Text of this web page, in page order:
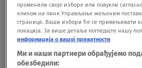
Rade Panić:
zdravstvenim
EMISIJE06.03.25.
Panić: Lekari
godini razmišljam o
променили своје изборе или повукли
кликом на линк Управљање жељеним
странице. Ваши избори ће се примењивати
локација. За више детаља погледајте нашу
информација о вашој приватности
Ми и наши партнери обрађујемо
обезбедили: